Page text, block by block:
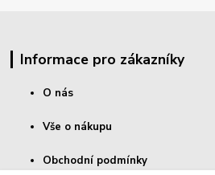
Informace pro zákazníky
O nás
Vše o nákupu
Obchodní podmínky